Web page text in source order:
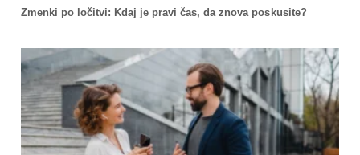
Zmenki po ločitvi: Kdaj je pravi čas, da znova poskusite?